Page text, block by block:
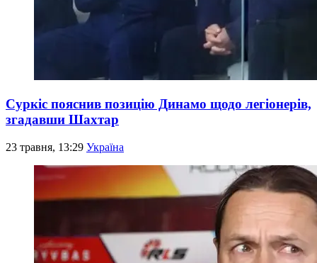
Суркіс пояснив позицію Динамо щодо легіонерів,
згадавши Шахтар
23 травня, 13:29 Україна